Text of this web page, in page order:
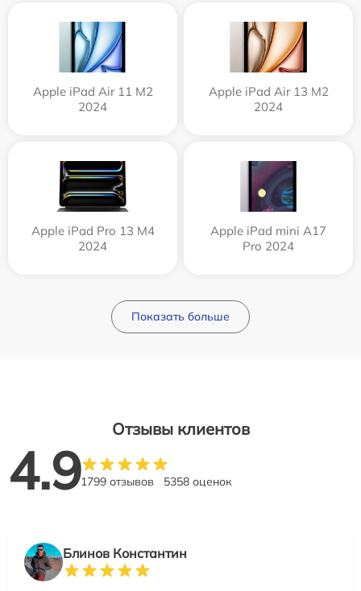
Apple iPad Air 11 M2
2024
Apple iPad Air 13 M2
2024
Apple iPad Pro 13 M4
2024
Apple iPad mini A17
Pro 2024
Показать больше
Отзывы клиентов
4.91799 отзывов 5358 оценок
Блинов Константин